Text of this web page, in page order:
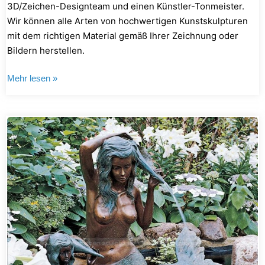
3D/Zeichen-Designteam und einen Künstler-Tonmeister.
Wir können alle Arten von hochwertigen Kunstskulpturen
mit dem richtigen Material gemäß Ihrer Zeichnung oder
Bildern herstellen.
Mehr lesen »